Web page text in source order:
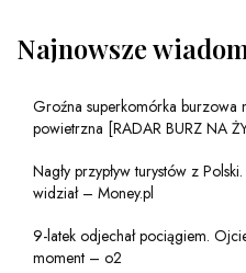
Najnowsze
Groźna superkomórka burzowa
powietrzna [RADAR BURZ NA
Nagły przypływ turystów z
widział – Money.pl
9-latek odjechał pociągiem.
moment – o2